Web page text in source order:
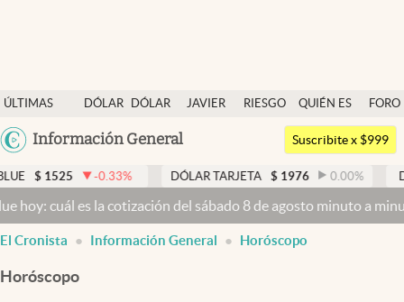
ÚLTIMAS
NOTICIAS
DÓLAR
DÓLAR
JAVIER
RIESGO
QUIÉN ES
QUIÉN
FORO
Argentina
México
Información General
Dólar
Members
Economía y Política
Finanzas y Mercados
Mercados Online
Negocios
Suscribite x $999
-0.33 % DÓLAR TARJETA $ 1976 0.00 % DÓLAR MEP
cotización del sábado 8 de agosto minuto a minutoDólar hoy y
El Cronista Información General Horóscopo
Horóscopo